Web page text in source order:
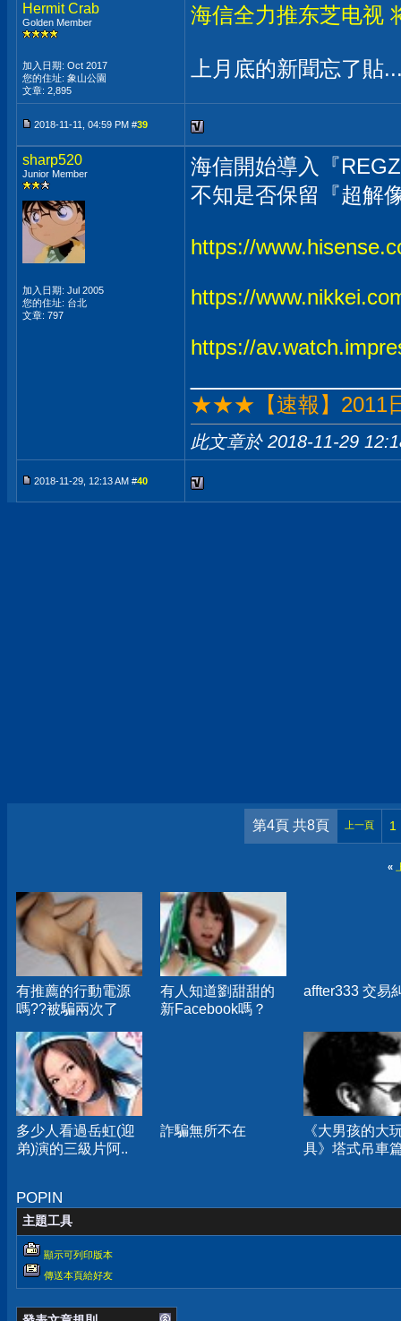
Hermit Crab
Golden Member
加入日期: Oct 2017
您的住址: 象山公園
文章: 2,895
海信全力推东芝电视
上月底的新聞忘了貼
2018-11-11, 04:59 PM #39
sharp520
Junior Member
加入日期: Jul 2005
您的住址: 台北
文章: 797
海信開始導入『
不知是否保留『超解
https://
https://
https://
★★★【速報】2011
此文章於 2018-11-29
2018-11-29, 12:13 AM #40
第4頁 共8頁 上一頁 1
«
有推薦的行動電源
嗎??被騙兩次了
有人知道劉甜甜的
新Facebook嗎？
affter333 交易
多少人看過岳虹(迎
弟)演的三級片阿..
詐騙無所不在
《大男孩的大
具》塔式吊車
POPIN
主題工具
顯示可列印版本
傳送本頁給好友